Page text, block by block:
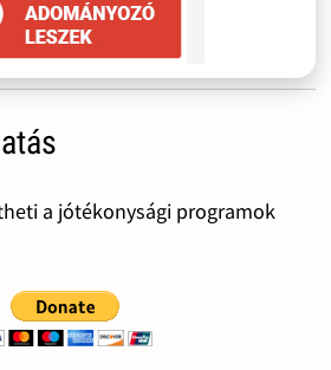
a jótékonysági programok